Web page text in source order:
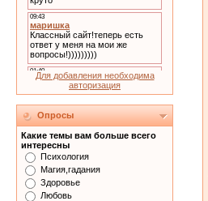
Для добавления необходима
авторизация
Опросы
Какие темы вам больше всего
интересны
Психология
Магия,гадания
Здоровье
Любовь